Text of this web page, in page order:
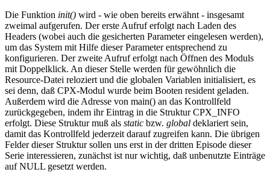
Die Funktion init() wird - wie oben bereits erwähnt - insgesamt
zweimal aufgerufen. Der erste Aufruf erfolgt nach Laden des
Headers (wobei auch die gesicherten Parameter eingelesen werden),
um das System mit Hilfe dieser Parameter entsprechend zu
konfigurieren. Der zweite Aufruf erfolgt nach Öffnen des Moduls
mit Doppelklick. An dieser Stelle werden für gewöhnlich die
Resource-Datei reloziert und die globalen Variablen initialisiert, es
sei denn, daß CPX-Modul wurde beim Booten resident geladen.
Außerdem wird die Adresse von main() an das Kontrollfeld
zurückgegeben, indem ihr Eintrag in die Struktur CPX_INFO
erfolgt. Diese Struktur muß als static bzw. global deklariert sein,
damit das Kontrollfeld jederzeit darauf zugreifen kann. Die übrigen
Felder dieser Struktur sollen uns erst in der dritten Episode dieser
Serie interessieren, zunächst ist nur wichtig, daß unbenutzte Einträge
auf NULL gesetzt werden.